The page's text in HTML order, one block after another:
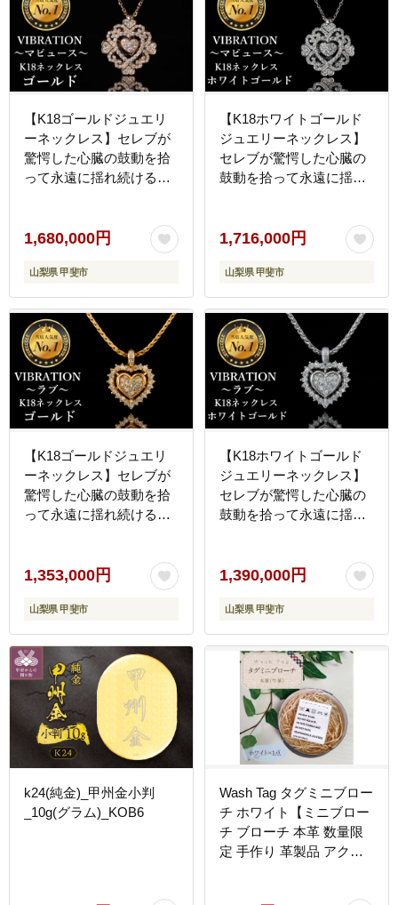
【K18ゴールドジュエリ
ーネックレス】セレブが
驚愕した心臓の鼓動を拾
って永遠に揺れ続ける
1,680,000円
山梨県 甲斐市
【K18ホワイトゴールド
ジュエリーネックレス】
セレブが驚愕した心臓の
鼓動を拾って永遠に揺れ
1,716,000円
山梨県 甲斐市
【K18ゴールドジュエリ
ーネックレス】セレブが
驚愕した心臓の鼓動を拾
って永遠に揺れ続ける
1,353,000円
山梨県 甲斐市
【K18ホワイトゴールド
ジュエリーネックレス】
セレブが驚愕した心臓の
鼓動を拾って永遠に揺れ
1,390,000円
山梨県 甲斐市
k24(純金)_甲州金小判
_10g(グラム)_KOB6
Wash Tag タグミニブロー
チ ホワイト【ミニブロー
チ ブローチ 本革 数量限
定 手作り 革製品 アクセ